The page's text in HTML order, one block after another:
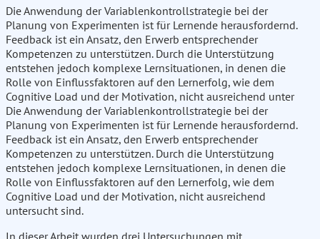
Die Anwendung der Variablenkontrollstrategie bei der
Planung von Experimenten ist für Lernende herausfordernd.
Feedback ist ein Ansatz, den Erwerb entsprechender
Kompetenzen zu unterstützen. Durch die Unterstützung
entstehen jedoch komplexe Lernsituationen, in denen die
Rolle von Einflussfaktoren auf den Lernerfolg, wie dem
Cognitive Load und der Motivation, nicht ausreichend unter
Die Anwendung der Variablenkontrollstrategie bei der
Planung von Experimenten ist für Lernende herausfordernd.
Feedback ist ein Ansatz, den Erwerb entsprechender
Kompetenzen zu unterstützen. Durch die Unterstützung
entstehen jedoch komplexe Lernsituationen, in denen die
Rolle von Einflussfaktoren auf den Lernerfolg, wie dem
Cognitive Load und der Motivation, nicht ausreichend
untersucht sind.